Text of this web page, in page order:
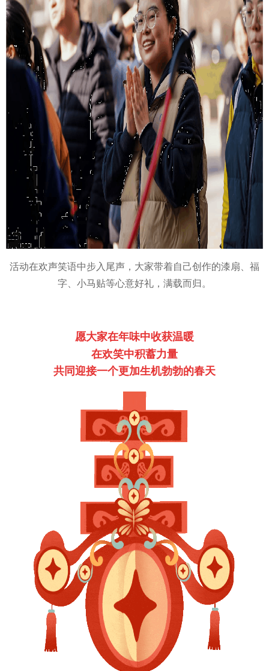
活动在欢声笑语中步入尾声，大家带着自己创作的漆扇、福
字、小马贴等心意好礼，满载而归。
愿大家在年味中收获温暖
在欢笑中积蓄力量
共同迎接一个更加生机勃勃的春天